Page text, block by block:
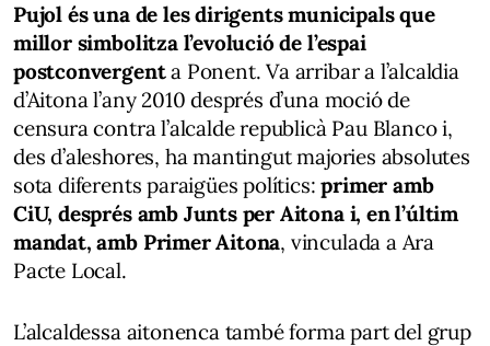
Pujol és una de les dirigents municipals que
millor simbolitza l’evolució de l’espai
postconvergenta Ponent. Va arribar a l’alcaldia
d’Aitona l’any 2010 després d’una moció de
censura contra l’alcalde republicà Pau Blanco i,
des d’aleshores, ha mantingut majories absolutes
sota diferents paraigües polítics:primer amb
CiU, després amb Junts per Aitona i, en l’últim
mandat, amb Primer Aitona, vinculada a Ara
Pacte Local.
L’alcaldessa aitonenca també forma part del grup